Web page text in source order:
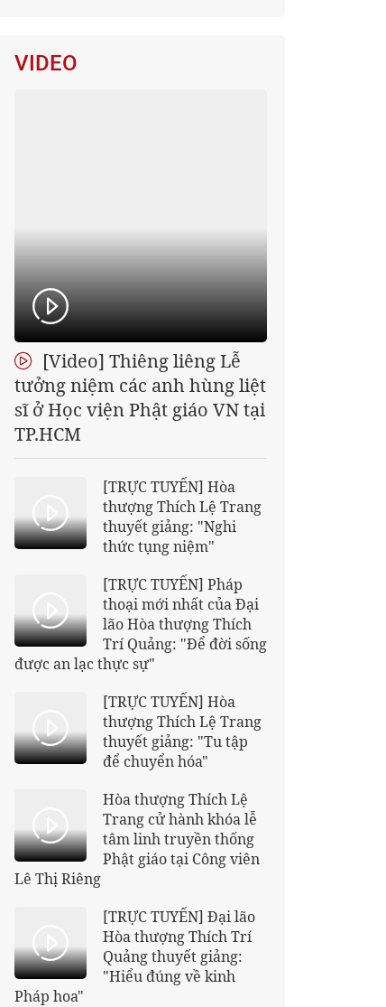
VIDEO
[Video] Thiêng liêng Lễ
tưởng niệm các anh hùng liệt
sĩ ở Học viện Phật giáo VN tại
TP.HCM
[TRỰC TUYẾN] Hòa
thượng Thích Lệ Trang
thuyết giảng: "Nghi
thức tụng niệm"
[TRỰC TUYẾN] Pháp
thoại mới nhất của Đại
lão Hòa thượng Thích
Trí Quảng: "Để đời sống
được an lạc thực sự"
[TRỰC TUYẾN] Hòa
thượng Thích Lệ Trang
thuyết giảng: "Tu tập
để chuyển hóa"
Hòa thượng Thích Lệ
Trang cử hành khóa lễ
tâm linh truyền thống
Phật giáo tại Công viên
Lê Thị Riêng
[TRỰC TUYẾN] Đại lão
Hòa thượng Thích Trí
Quảng thuyết giảng:
"Hiểu đúng về kinh
Pháp hoa"